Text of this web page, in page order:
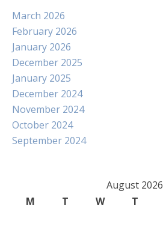
March 2026
February 2026
January 2026
December 2025
January 2025
December 2024
November 2024
October 2024
September 2024
August 2026
M
T W T